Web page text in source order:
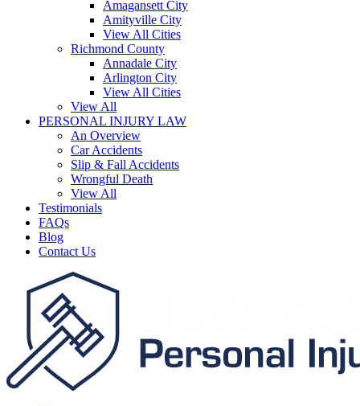
Amagansett City
Amityville City
View All Cities
Richmond County
Annadale City
Arlington City
View All Cities
View All
PERSONAL INJURY LAW
An Overview
Car Accidents
Slip & Fall Accidents
Wrongful Death
View All
Testimonials
FAQs
Blog
Contact Us